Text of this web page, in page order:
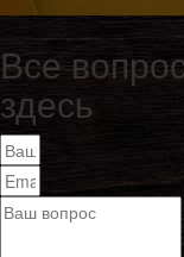
Все
здесь